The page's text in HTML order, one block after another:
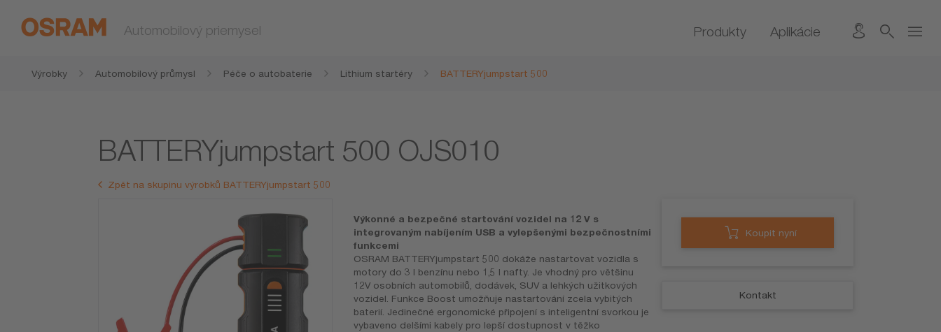
Automobilový priemysel Produkty Aplikácie
Výrobky Automobilový průmysl Péče o autobaterie Lithium startéry BATTERYjumpstart 500
BATTERYjumpstart 500 OJS010
Zpět na skupinu výrobků BATTERYjumpstart 500
Výkonné a bezpečné startování vozidel na 12 V s
integrovaným nabíjením USB a vylepšenými bezpečnostními
funkcemi
OSRAM BATTERYjumpstart 500 dokáže nastartovat vozidla s
motory do 3 l benzínu nebo 1,5 l nafty. Je vhodný pro většinu
12V osobních automobilů, dodávek, SUV a lehkých užitkových
vozidel. Funkce Boost umožňuje nastartování zcela vybitých
baterií. Jedinečné ergonomické připojení s inteligentní svorkou je
vybaveno delšími kabely pro lepší dostupnost v těžko
Koupit nyní
Kontakt